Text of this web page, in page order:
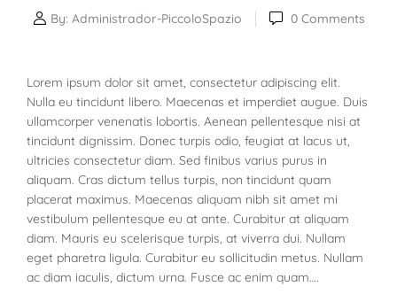
By: Administrador-PiccoloSpazio 0Comments
Lorem ipsum dolor sit amet, consectetur adipiscing elit.
Nulla eu tincidunt libero. Maecenas et imperdiet augue. Duis
ullamcorper venenatis lobortis. Aenean pellentesque nisi at
tincidunt dignissim. Donec turpis odio, feugiat at lacus ut,
ultricies consectetur diam. Sed finibus varius purus in
aliquam. Cras dictum tellus turpis, non tincidunt quam
placerat maximus. Maecenas aliquam nibh sit amet mi
vestibulum pellentesque eu at ante. Curabitur at aliquam
diam. Mauris eu scelerisque turpis, at viverra dui. Nullam
eget pharetra ligula. Curabitur eu sollicitudin metus. Nullam
ac diam iaculis, dictum urna. Fusce ac enim quam….